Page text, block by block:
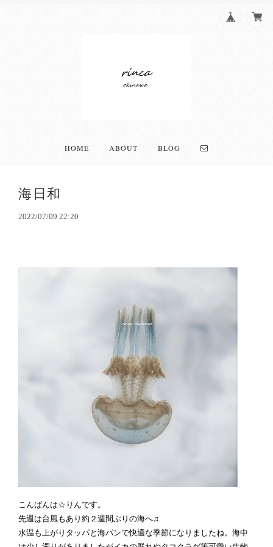
HOME ABOUT BLOG
海日和
2022/07/09 22:20
こんばんは☆りんです。
先週は台風もあり約２週間ぶりの海へ♫
水温も上がりタッパと海パンで快適な季節になりましたね。海中